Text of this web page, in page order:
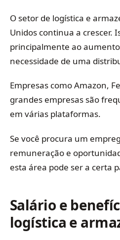
O setor de logística e
Unidos continua a crescer.
principalmente ao
necessidade de uma
Empresas como Amazon,
grandes empresas são
em várias plataformas.
Se você procura um
remuneração e
esta área pode ser a certa
Salário e
logística e